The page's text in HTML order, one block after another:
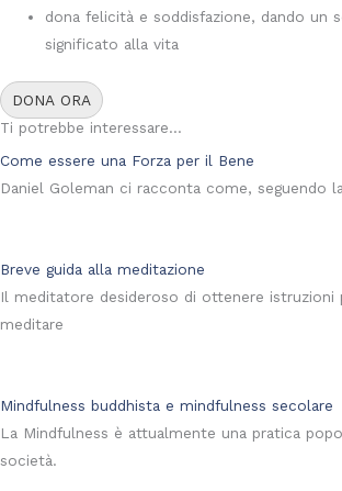
dona felicità e soddisfazione, dando un
significato alla vita
DONA ORA
Ti potrebbe interessare...
Come essere una Forza per il Bene
Daniel Goleman ci racconta come, seguendo
Breve guida alla meditazione
Il meditatore desideroso di ottenere istruzioni
meditare
Mindfulness buddhista e mindfulness secolare
La Mindfulness è attualmente una pratica
società.